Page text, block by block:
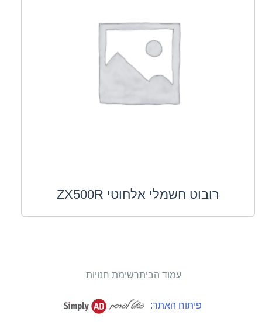
רובוט חשמלי אלחוטי ZX500R
עמוד הביתרשימת חנויות
פיתוח האתר: